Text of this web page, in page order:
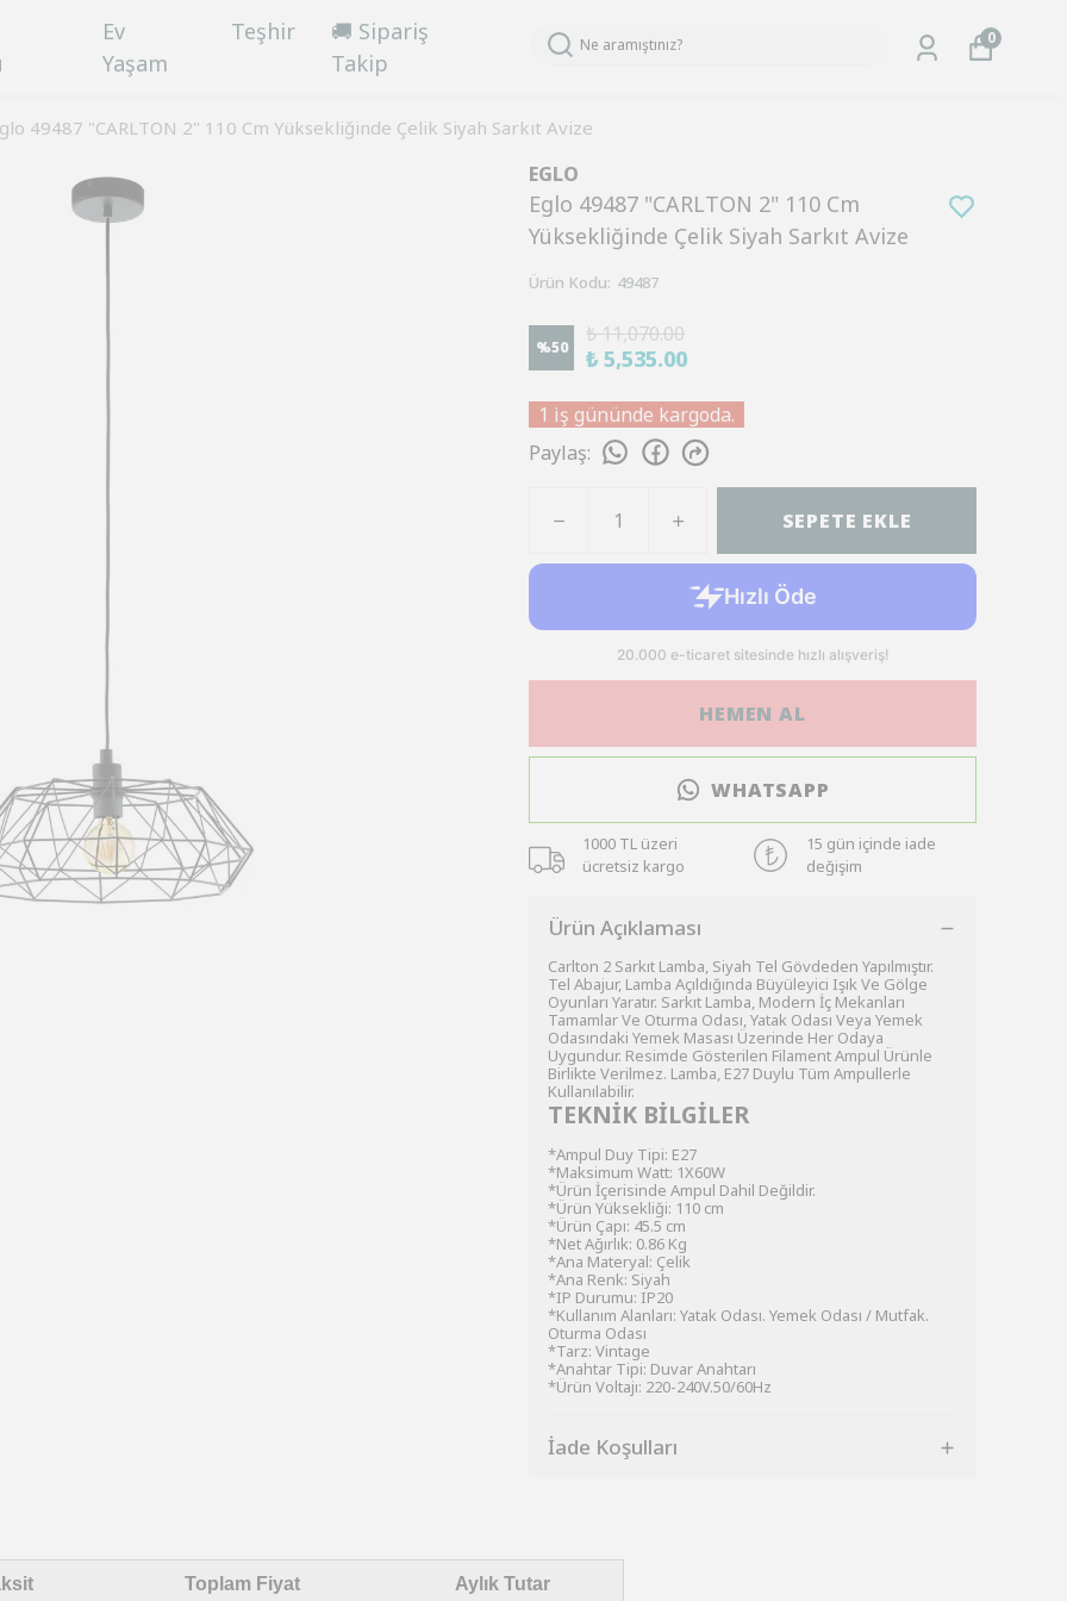
Ev
Yaşam
Teşhir
🚚 Sipariş
Takip
0
49487 "CARLTON 2" 110 Cm Yüksekliğinde Çelik Siyah Sarkıt Avize
EGLO
Eglo 49487 "CARLTON 2" 110 Cm
Yüksekliğinde Çelik Siyah Sarkıt Avize
Ürün Kodu: 49487
%50
₺ 11,070.00
₺ 5,535.00
1 iş gününde kargoda.
Paylaş:
SEPETE EKLE
HEMEN AL
WHATSAPP
1000 TL üzeri
ücretsiz kargo
15 gün içinde iade
değişim
Ürün Açıklaması
Carlton 2 Sarkıt Lamba, Siyah Tel Gövdeden Yapılmıştır.
Tel Abajur, Lamba Açıldığında Büyüleyici Işık Ve Gölge
Oyunları Yaratır. Sarkıt Lamba, Modern İç Mekanları
Tamamlar Ve Oturma Odası, Yatak Odası Veya Yemek
Odasındaki Yemek Masası Üzerinde Her Odaya
Uygundur. Resimde Gösterilen Filament Ampul Ürünle
Birlikte Verilmez. Lamba, E27 Duylu Tüm Ampullerle
Kullanılabilir.
TEKNİK BİLGİLER
*Ampul Duy Tipi: E27
*Maksimum Watt: 1X60W
*Ürün İçerisinde Ampul Dahil Değildir.
*Ürün Yüksekliği: 110 cm
*Ürün Çapı: 45.5 cm
*Net Ağırlık: 0.86 Kg
*Ana Materyal: Çelik
*Ana Renk: Siyah
*IP Durumu: IP20
*Kullanım Alanları: Yatak Odası. Yemek Odası / Mutfak.
Oturma Odası
*Tarz: Vintage
*Anahtar Tipi: Duvar Anahtarı
*Ürün Voltajı: 220-240V.50/60Hz
İade Koşulları
Toplam Fiyat Aylık Tutar